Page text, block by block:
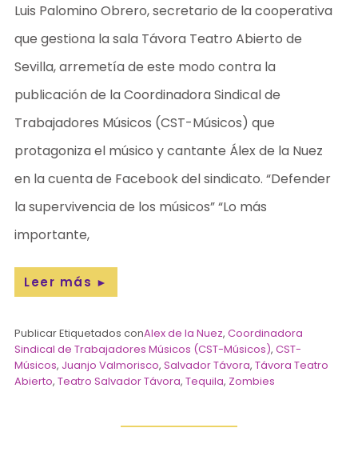
Luis Palomino Obrero, secretario de la cooperativa
que gestiona la sala Távora Teatro Abierto de
Sevilla, arremetía de este modo contra la
publicación de la Coordinadora Sindical de
Trabajadores Músicos (CST-Músicos) que
protagoniza el músico y cantante Álex de la Nuez
en la cuenta de Facebook del sindicato. “Defender
la supervivencia de los músicos” “Lo más
importante,
Leer más ►
Publicar Etiquetados conAlex de la Nuez,Coordinadora
Sindical de Trabajadores Músicos (CST-Músicos),CST-
Músicos, Juanjo Valmorisco,Salvador Távora,Távora Teatro
Abierto,Teatro Salvador Távora,Tequila, Zombies